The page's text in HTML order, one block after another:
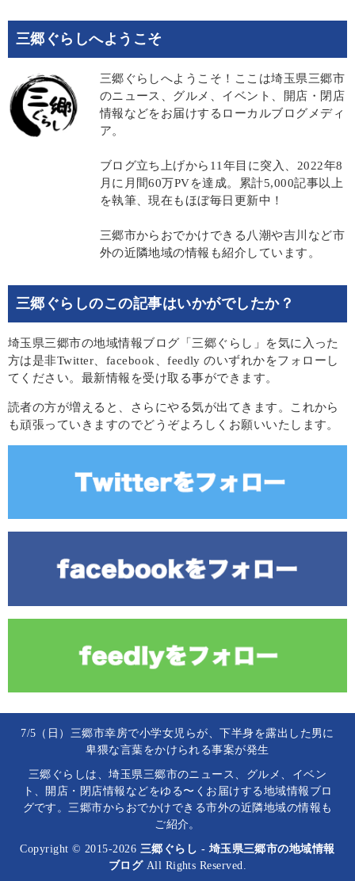
三郷ぐらしへようこそ
三郷ぐらしへようこそ！ここは埼玉県三郷市
のニュース、グルメ、イベント、開店・閉店
情報などをお届けするローカルブログメディ
ア。
ブログ立ち上げから11年目に突入、2022年8
月に月間60万PVを達成。累計5,000記事以上
を執筆、現在もほぼ毎日更新中！
三郷市からおでかけできる八潮や吉川など市
外の近隣地域の情報も紹介しています。
三郷ぐらしのこの記事はいかがでしたか？
埼玉県三郷市の地域情報ブログ「三郷ぐらし」を気に入った
方は是非Twitter、facebook、feedly のいずれかをフォローし
てください。最新情報を受け取る事ができます。
読者の方が増えると、さらにやる気が出てきます。これから
も頑張っていきますのでどうぞよろしくお願いいたします。
7/5（日）三郷市幸房で小学女児らが、下半身を露出した男に
卑猥な言葉をかけられる事案が発生
三郷ぐらしは、埼玉県三郷市のニュース、グルメ、イベン
ト、開店・閉店情報などをゆる〜くお届けする地域情報ブロ
グです。三郷市からおでかけできる市外の近隣地域の情報も
ご紹介。
Copyright © 2015-2026 三郷ぐらし - 埼玉県三郷市の地域情報
ブログAll Rights Reserved.